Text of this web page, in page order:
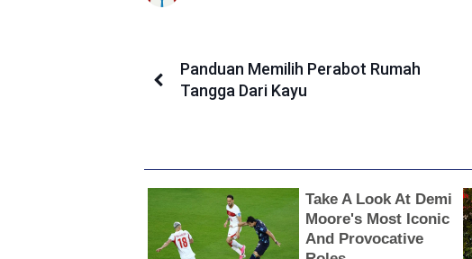
Panduan Memilih Perabot Rumah
Tangga Dari Kayu